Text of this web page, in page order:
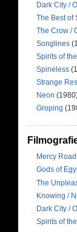
Dark City /
The Best of
The Crow /
Songlines
Spirits of
Spineless
Strange
Neon
Groping
Mercy Road
Gods of
The
Knowing /
Dark City /
Spirits of